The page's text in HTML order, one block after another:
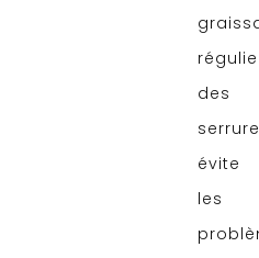
des
évite
les